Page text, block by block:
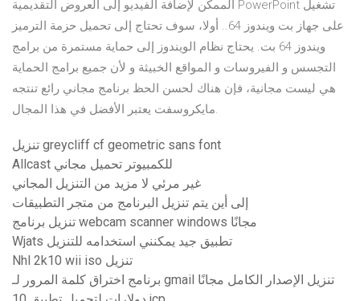
الممكن لإضافة الفيديو إلى العروض التقديمية PowerPoint تشغيل
على جهاز بت ويندوز 64.. أولا، سوف تحتاج إلى تحميل حزمة الترميز
ويندوز 64 بت. يحتاج نظام الويندوز إلى حماية مستمرة من برامج
التجسس و الفيروسات و المواقع الخبيثة و لأن جميع برامج الحماية
هي ليست مجانية، فإن هناك لحسن الحظ برنامج مجاني رائع تنتجه
مايكروسفت يعتبر الأفضل في هذا المجال.
تنزيل greycliff cf geometric sans font
Allcast للكمبيوتر تحميل مجاني
غير مرئي لا مزيد من التنزيل المجاني
إلى أين يتم تنزيل البرنامج من متجر التطبيقات
تنزيل برنامج webcam scanner windows مجانًا
Wjats تطبيق جيد يمكنني استخدامه للتنزيل
Nhl 2k10 wii iso تنزيل
برنامج اختراق كلمة المرور لـ gmail تنزيل الإصدار الكامل مجانًا